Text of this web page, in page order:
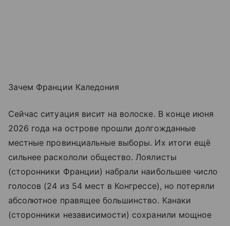
Зачем Франции Каледония
Сейчас ситуация висит на волоске. В конце июня
2026 года на острове прошли долгожданные
местные провинциальные выборы. Их итоги ещё
сильнее раскололи общество. Лоялисты
(сторонники Франции) набрали наибольшее число
голосов (24 из 54 мест в Конгрессе), но потеряли
абсолютное правящее большинство. Канаки
(сторонники независимости) сохранили мощное